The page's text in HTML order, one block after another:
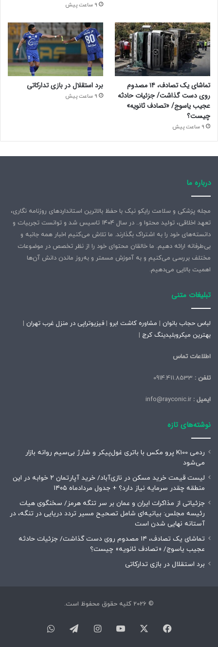
9 ساعت پیش
تماشای یک تصادف، ۱۴ مصدوم
روی دست گذاشت/ جزئیات حادثه
عجیب یاسوج/ «تصادف ثانویه»
چیست؟
9 ساعت پیش
برد استقلال در بازی تدارکاتی
9 ساعت پیش
درباره ما
مجله پزشکی و سلامت رایکو نیک با حفظ بالاترین استانداردهای روزنامه نگاری،
تعهد اخلاقی، تولید محتوا و.. در سال ۱۴۰۴ تاسیس شد و توانست تجربیات و
دانسته‌های خود را به اشتراک بگذارند. ما تلاش می‌کنیم اخبار همه جانبه و
بی‌طرفانه ارائه دهیم. ما خالقان محتوای خود را از نظر تخصص در موضوعات
مختلف بررسی می‌کنیم و به آموزش مسمتر و به‌روز ماندن دانش آن‌ها
اهمیت بالایی می‌دهیم.
تبلیغات متنی
لباس حجاب بانوان | مشاوره کاشت ابرو | فیزیوتراپی در منزل غرب تهران |
بهترین میکروبلیدینگ کرج |
اطلاعات تماس
تلفن :
ایمیل :
نوشته‌های تازه
ردمی K100 پرو مکس با باتری غول‌پیکر و شارژ بی‌سیم روانه بازار
می‌شود
لیست قیمت خرید مسکن در نازی‌آباد/ خرید آپارتمان ۲ خوابه در این
منطقه چقدر سرمایه نیاز دارد؟ + جدول مردادماه ۱۴۰۵
جزئیاتی از مذاکرات ایران و عمان بر سر تنگه هرمز/ سخنگوی هیات
رئیسه مجلس: بیانیه‌ای شامل تصحیح مسیر تردد دریایی در تنگه، در
آستانه نهایی شدن است
تماشای یک تصادف، ۱۴ مصدوم روی دست گذاشت/ جزئیات حادثه
عجیب یاسوج/ «تصادف ثانویه» چیست؟
برد استقلال در بازی تدارکاتی
© 2026 کلیه حقوق محفوظ است.
فیسبوک ایکس یوتیوب اینستاگرامتلگرام